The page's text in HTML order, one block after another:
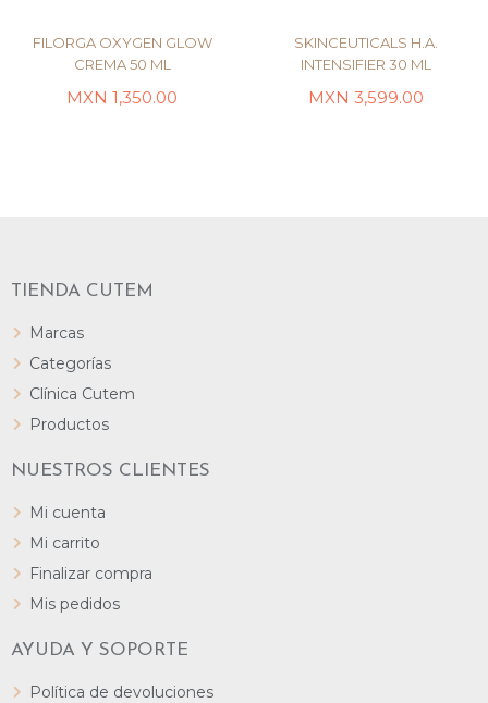
SKINCEUTICALS H.A.
INTENSIFIER 30 ML
3,599.00
FILORGA OXYGEN GLOW
CREMA 50 ML
1,350.00
TIENDA CUTEM
Marcas
Categorías
Clínica Cutem
Productos
NUESTROS CLIENTES
Mi cuenta
Mi carrito
Finalizar compra
Mis pedidos
AYUDA Y SOPORTE
Política de devoluciones